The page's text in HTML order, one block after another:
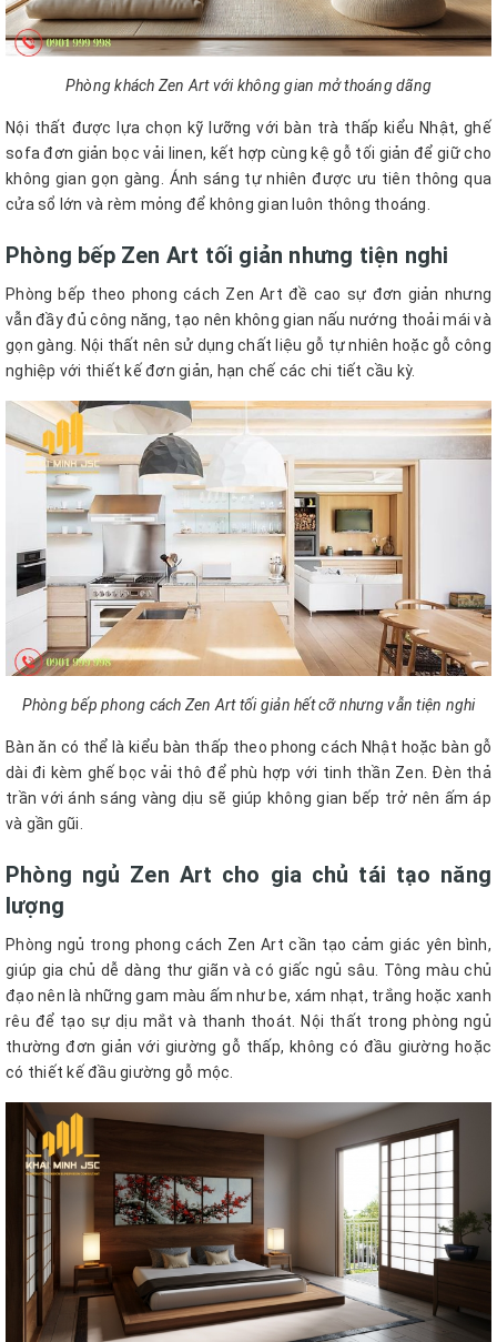
Phòng khách Zen Art với không gian mở thoáng dãng
Nội thất được lựa chọn kỹ lưỡng với bàn trà thấp kiểu Nhật, ghế
sofa đơn giản bọc vải linen, kết hợp cùng kệ gỗ tối giản để giữ cho
không gian gọn gàng. Ánh sáng tự nhiên được ưu tiên thông qua
cửa sổ lớn và rèm mỏng để không gian luôn thông thoáng.
Phòng bếp Zen Art tối giản nhưng tiện nghi
Phòng bếp theo phong cách Zen Art đề cao sự đơn giản nhưng
vẫn đầy đủ công năng, tạo nên không gian nấu nướng thoải mái và
gọn gàng. Nội thất nên sử dụng chất liệu gỗ tự nhiên hoặc gỗ công
nghiệp với thiết kế đơn giản, hạn chế các chi tiết cầu kỳ.
Phòng bếp phong cách Zen Art tối giản hết cỡ nhưng vẫn tiện nghi
Bàn ăn có thể là kiểu bàn thấp theo phong cách Nhật hoặc bàn gỗ
dài đi kèm ghế bọc vải thô để phù hợp với tinh thần Zen. Đèn thả
trần với ánh sáng vàng dịu sẽ giúp không gian bếp trở nên ấm áp
và gần gũi.
Phòng ngủ Zen Art cho gia chủ tái tạo năng
lượng
Phòng ngủ trong phong cách Zen Art cần tạo cảm giác yên bình,
giúp gia chủ dễ dàng thư giãn và có giấc ngủ sâu. Tông màu chủ
đạo nên là những gam màu ấm như be, xám nhạt, trắng hoặc xanh
rêu để tạo sự dịu mắt và thanh thoát. Nội thất trong phòng ngủ
thường đơn giản với giường gỗ thấp, không có đầu giường hoặc
có thiết kế đầu giường gỗ mộc.